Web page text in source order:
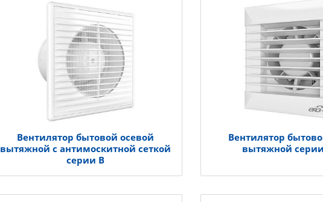
Вентилятор бытовой осевой
вытяжной с антимоскитной сеткой
серии В
Вентилятор
вытяжной серии